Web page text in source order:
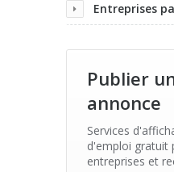
Entreprises
Publier
annonce
Services
d'emploi gratuit
entreprises et